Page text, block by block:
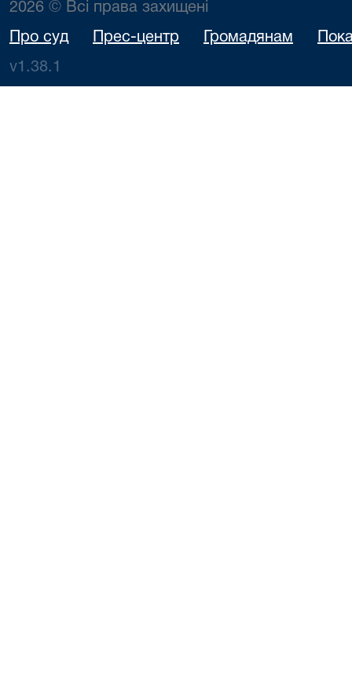
2026 © Всі права захищені
Про суд Прес-центр Громадянам
v1.38.1